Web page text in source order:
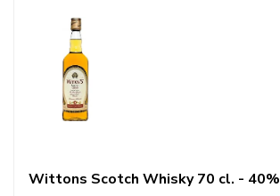
Wittons Scotch Whisky 70 cl. - 40%